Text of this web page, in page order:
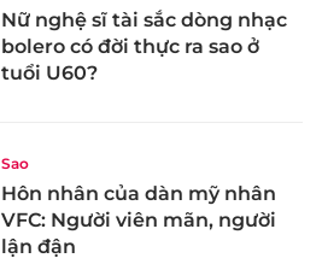
Nữ nghệ sĩ tài sắc dòng nhạc
bolero có đời thực ra sao ở
tuổi U60?
Sao
Hôn nhân của dàn mỹ nhân
VFC: Người viên mãn, người
lận đận